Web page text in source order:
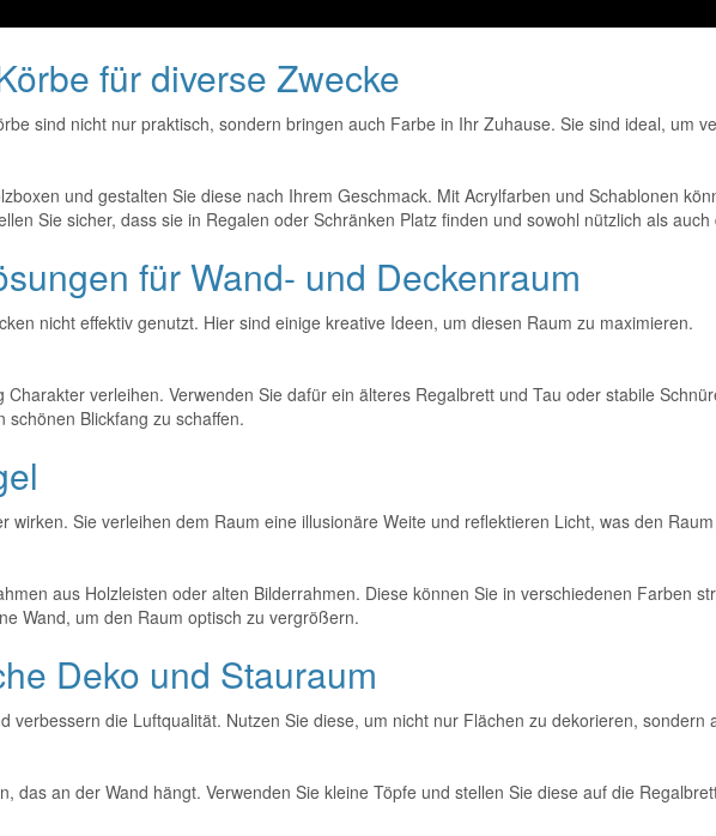
für diverse Zwecke
sind nicht nur praktisch, sondern bringen auch Farbe in Ihr Zuhause. Sie sind ideal, um
und gestalten Sie diese nach Ihrem Geschmack. Mit Acrylfarben und Schablonen
Sie sicher, dass sie in Regalen oder Schränken Platz finden und sowohl nützlich als auch
für Wand- und Deckenraum
nicht effektiv genutzt. Hier sind einige kreative Ideen, um diesen Raum zu maximieren.
verleihen. Verwenden Sie dafür ein älteres Regalbrett und Tau oder stabile
Blickfang zu schaffen.
wirken. Sie verleihen dem Raum eine illusionäre Weite und reflektieren Licht, was den
aus Holzleisten oder alten Bilderrahmen. Diese können Sie in verschiedenen Farben
Wand, um den Raum optisch zu vergrößern.
Deko und Stauraum
verbessern die Luftqualität. Nutzen Sie diese, um nicht nur Flächen zu dekorieren, sondern
das an der Wand hängt. Verwenden Sie kleine Töpfe und stellen Sie diese auf die